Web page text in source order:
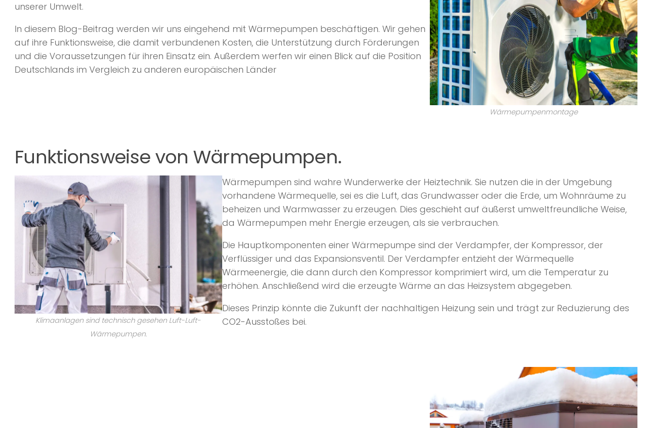
unserer Umwelt.
In diesem Blog-Beitrag werden wir uns eingehend mit Wärmepumpen beschäftigen. Wir gehen
auf ihre Funktionsweise, die damit verbundenen Kosten, die Unterstützung durch Förderungen
und die Voraussetzungen für ihren Einsatz ein. Außerdem werfen wir einen Blick auf die Position
Deutschlands im Vergleich zu anderen europäischen Länder
Wärmepumpenmontage
Funktionsweise von Wärmepumpen.
Klimaanlagen sind technisch gesehen Luft-Luft-
Wärmepumpen.
Wärmepumpen sind wahre Wunderwerke der Heiztechnik. Sie nutzen die in der Umgebung
vorhandene Wärmequelle, sei es die Luft, das Grundwasser oder die Erde, um Wohnräume zu
beheizen und Warmwasser zu erzeugen. Dies geschieht auf äußerst umweltfreundliche Weise,
da Wärmepumpen mehr Energie erzeugen, als sie verbrauchen.
Die Hauptkomponenten einer Wärmepumpe sind der Verdampfer, der Kompressor, der
Verflüssiger und das Expansionsventil. Der Verdampfer entzieht der Wärmequelle
Wärmeenergie, die dann durch den Kompressor komprimiert wird, um die Temperatur zu
erhöhen. Anschließend wird die erzeugte Wärme an das Heizsystem abgegeben.
Dieses Prinzip könnte die Zukunft der nachhaltigen Heizung sein und trägt zur Reduzierung des
CO2-Ausstoßes bei.